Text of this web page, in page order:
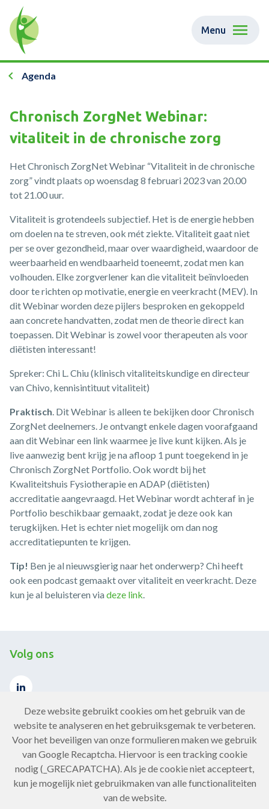
Menu
Agenda
Chronisch ZorgNet Webinar:
vitaliteit in de chronische zorg
Het Chronisch ZorgNet Webinar “Vitaliteit in de chronische
zorg” vindt plaats op woensdag 8 februari 2023 van 20.00
tot 21.00 uur.
Vitaliteit is grotendeels subjectief. Het is de energie hebben
om doelen na te streven, ook mét ziekte. Vitaliteit gaat niet
per se over gezondheid, maar over waardigheid, waardoor de
weerbaarheid en wendbaarheid toeneemt, zodat men kan
volhouden. Elke zorgverlener kan die vitaliteit beïnvloeden
door te richten op motivatie, energie en veerkracht (MEV). In
dit Webinar worden deze pijlers besproken en gekoppeld
aan concrete handvatten, zodat men de theorie direct kan
toepassen. Dit Webinar is zowel voor therapeuten als voor
diëtisten interessant!
Spreker: Chi L. Chiu (klinisch vitaliteitskundige en directeur
van Chivo, kennisintituut vitaliteit)
Praktisch. Dit Webinar is alleen te bekijken door Chronisch
ZorgNet deelnemers. Je ontvangt enkele dagen voorafgaand
aan dit Webinar een link waarmee je live kunt kijken. Als je
live aanwezig bent krijg je na afloop 1 punt toegekend in je
Chronisch ZorgNet Portfolio. Ook wordt bij het
Kwaliteitshuis Fysiotherapie en ADAP (diëtisten)
accreditatie aangevraagd. Het Webinar wordt achteraf in je
Portfolio beschikbaar gemaakt, zodat je deze ook kan
terugkijken. Het is echter niet mogelijk om dan nog
accreditatiepunten te krijgen.
Tip! Ben je al nieuwsgierig naar het onderwerp? Chi heeft
ook een podcast gemaakt over vitaliteit en veerkracht. Deze
kun je al beluisteren viadeze link.
Volg ons
Contact
Neem contact op
Deze website gebruikt cookies om het gebruik van de
website te analyseren en het gebruiksgemak te verbeteren.
Voor het beveiligen van onze formulieren maken we gebruik
van Google Recaptcha. Hiervoor is een tracking cookie
nodig (_GRECAPATCHA). Als je de cookie niet accepteert,
kun je mogelijk niet gebruikmaken van alle functionaliteiten
van de website.